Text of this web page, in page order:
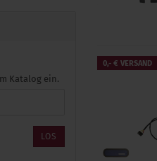
0,- € VERSAND
Katalog ein.
LOS